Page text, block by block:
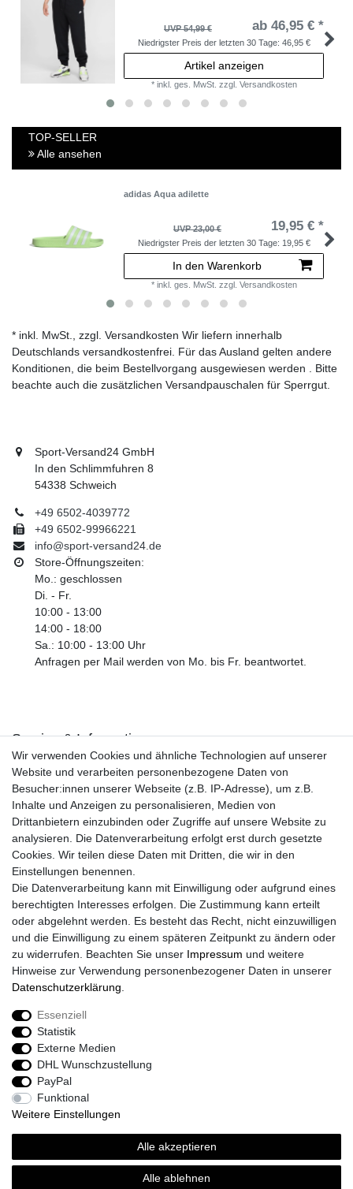
UVP 54,99 € ab 46,95 € *
Niedrigster Preis der letzten 30 Tage: 46,95 €
Artikel anzeigen
* inkl. ges. MwSt. zzgl. Versandkosten
TOP-SELLER
Alle ansehen
adidas Aqua adilette
UVP 23,00 € 19,95 € *
Niedrigster Preis der letzten 30 Tage: 19,95 €
In den Warenkorb
* inkl. ges. MwSt. zzgl. Versandkosten
* inkl. MwSt., zzgl. Versandkosten Wir liefern innerhalb
Deutschlands versandkostenfrei. Für das Ausland gelten andere
Konditionen, die beim Bestellvorgang ausgewiesen werden . Bitte
beachte auch die zusätzlichen Versandpauschalen für Sperrgut.
Sport-Versand24 GmbH
In den Schlimmfuhren 8
54338 Schweich
+49 6502-4039772
+49 6502-99966221
info@sport-versand24.de
Store-Öffnungszeiten:
Mo.: geschlossen
Di. - Fr.
10:00 - 13:00
14:00 - 18:00
Sa.: 10:00 - 13:00 Uhr
Anfragen per Mail werden von Mo. bis Fr. beantwortet.
Service & Informationen
Kontakt
Retouren
Widerrufsrecht
Widerrufs­formular
Impressum
Daten­schutz­erklärung
AGB
Größentabelle
Kataloge
Barrierefreiheitserklärung
Sicherheitsinformationen
Zahlung und Versand
Sport-Versand24 Community
Sport-Versand24 Team Fan-Shop´s & Partner
Wir verwenden Cookies und ähnliche Technologien auf unserer
Website und verarbeiten personenbezogene Daten von
Besucher:innen unserer Webseite (z.B. IP-Adresse), um z.B.
Inhalte und Anzeigen zu personalisieren, Medien von
Drittanbietern einzubinden oder Zugriffe auf unsere Website zu
analysieren. Die Datenverarbeitung erfolgt erst durch gesetzte
Cookies. Wir teilen diese Daten mit Dritten, die wir in den
Einstellungen benennen.
Die Datenverarbeitung kann mit Einwilligung oder aufgrund eines
berechtigten Interesses erfolgen. Die Zustimmung kann erteilt
oder abgelehnt werden. Es besteht das Recht, nicht einzuwilligen
und die Einwilligung zu einem späteren Zeitpunkt zu ändern oder
zu widerrufen. Beachten Sie unser Impressum und weitere
Hinweise zur Verwendung personenbezogener Daten in unserer
Daten­schutz­erklärung
Essenziell
Statistik
Externe Medien
DHL Wunschzustellung
PayPal
Funktional
Weitere Einstellungen
Alle akzeptieren
Alle ablehnen